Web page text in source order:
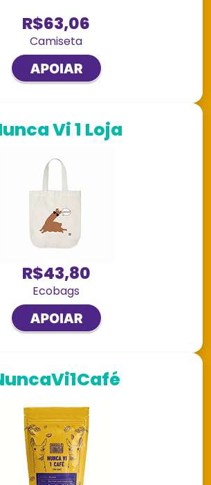
R$63,06
Camiseta
Vi 1 Loja
R$43,80
Ecobags